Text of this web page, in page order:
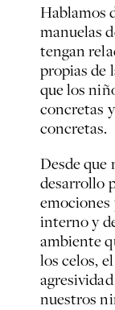
Hablamos
manuelas
tengan
propias de
que los
concretas
concretas.
Desde que
desarrollo
interno y
ambiente
los celos,
nuestros